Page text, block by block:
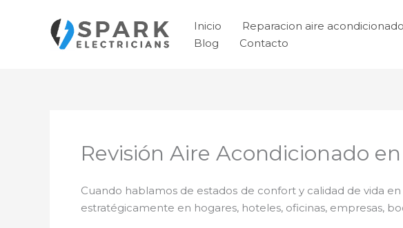
contenido
Inicio Reparacion aire acondicionado
Blog
Contacto
Revisión Aire Acondicionado
Cuando hablamos de estados de confort y calidad de vida
estratégicamente en hogares, hoteles, oficinas, empresas,